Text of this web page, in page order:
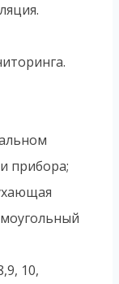
прибора;
10,